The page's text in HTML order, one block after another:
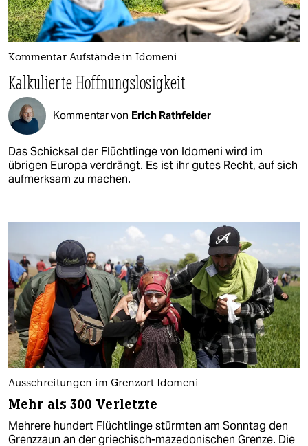
Kommentar Aufstände in Idomeni
Kalkulierte Hoffnungslosigkeit
Kommentar von Erich Rathfelder
Das Schicksal der Flüchtlinge von Idomeni wird im
übrigen Europa verdrängt. Es ist ihr gutes Recht, auf sich
aufmerksam zu machen.
Ausschreitungen im Grenzort Idomeni
Mehr als 300 Verletzte
Mehrere hundert Flüchtlinge stürmten am Sonntag den
Grenzzaun an der griechisch-mazedonischen Grenze. Die